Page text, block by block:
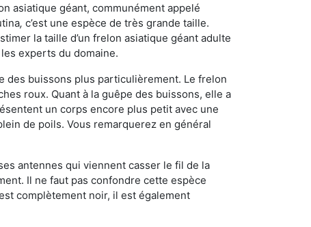
asiatique géant, communément appelé
, c’est une espèce de très grande taille.
la taille d’un frelon asiatique géant adulte
experts du domaine.
des buissons plus particulièrement. Le frelon
roux. Quant à la guêpe des buissons, elle a
un corps encore plus petit avec une
de poils. Vous remarquerez en général
antennes qui viennent casser le fil de la
Il ne faut pas confondre cette espèce
complètement noir, il est également